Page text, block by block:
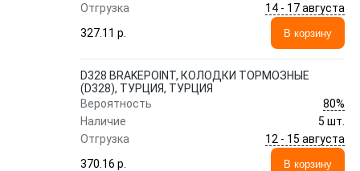
Отгрузка
14 - 17 августа
327.11 p.
В корзину
D328 BRAKEPOINT, КОЛОДКИ ТОРМОЗНЫЕ
(D328), ТУРЦИЯ, ТУРЦИЯ
Вероятность
80%
Наличие
5 шт.
Отгрузка
12 - 15 августа
370.16 p.
В корзину